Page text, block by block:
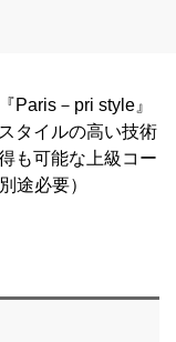
Paris－pri style』
タイルの高い技術
も可能な上級コー
途必要）